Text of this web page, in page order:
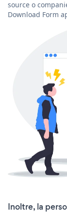
source o
Download Form
Inoltre, la